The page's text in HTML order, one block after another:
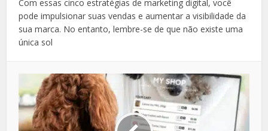
Com essas cinco estratégias de marketing digital, você
pode impulsionar suas vendas e aumentar a visibilidade da
sua marca. No entanto, lembre-se de que não existe uma
única sol